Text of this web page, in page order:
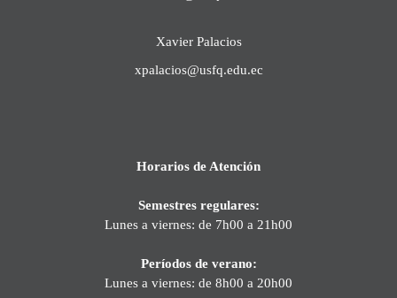
Xavier Palacios
xpalacios@usfq.edu.ec
Horarios de Atención
Semestres regulares:
Lunes a viernes: de 7h00 a 21h00
Períodos de verano:
Lunes a viernes: de 8h00 a 20h00